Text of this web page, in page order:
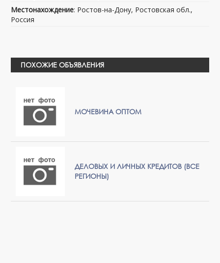
Местонахождение: Ростов-на-Дону, Ростовская обл.,
Россия
ПОХОЖИЕ ОБЪЯВЛЕНИЯ
МОЧЕВИНА ОПТОМ
ДЕЛОВЫХ И ЛИЧНЫХ КРЕДИТОВ (ВСЕ
РЕГИОНЫ)